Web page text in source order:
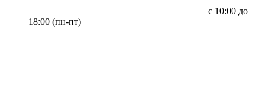
с 10:00 до
18:00 (пн-пт)